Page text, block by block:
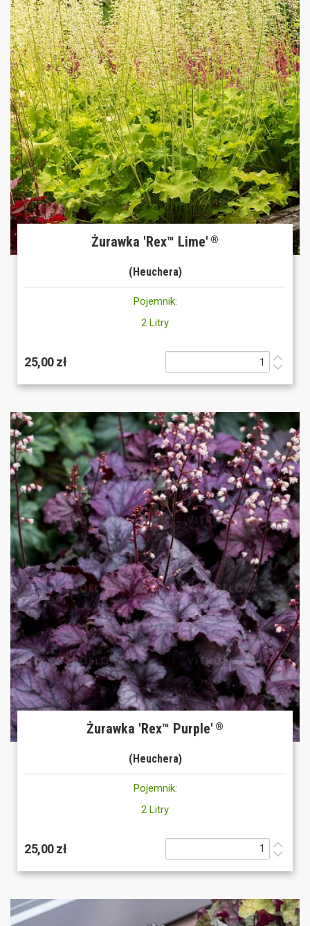
Żurawka 'Rex™ Lime' ®
(Heuchera)
Pojemnik:
2 Litry
25,00 zł
Żurawka 'Rex™ Purple' ®
(Heuchera)
Pojemnik:
2 Litry
25,00 zł